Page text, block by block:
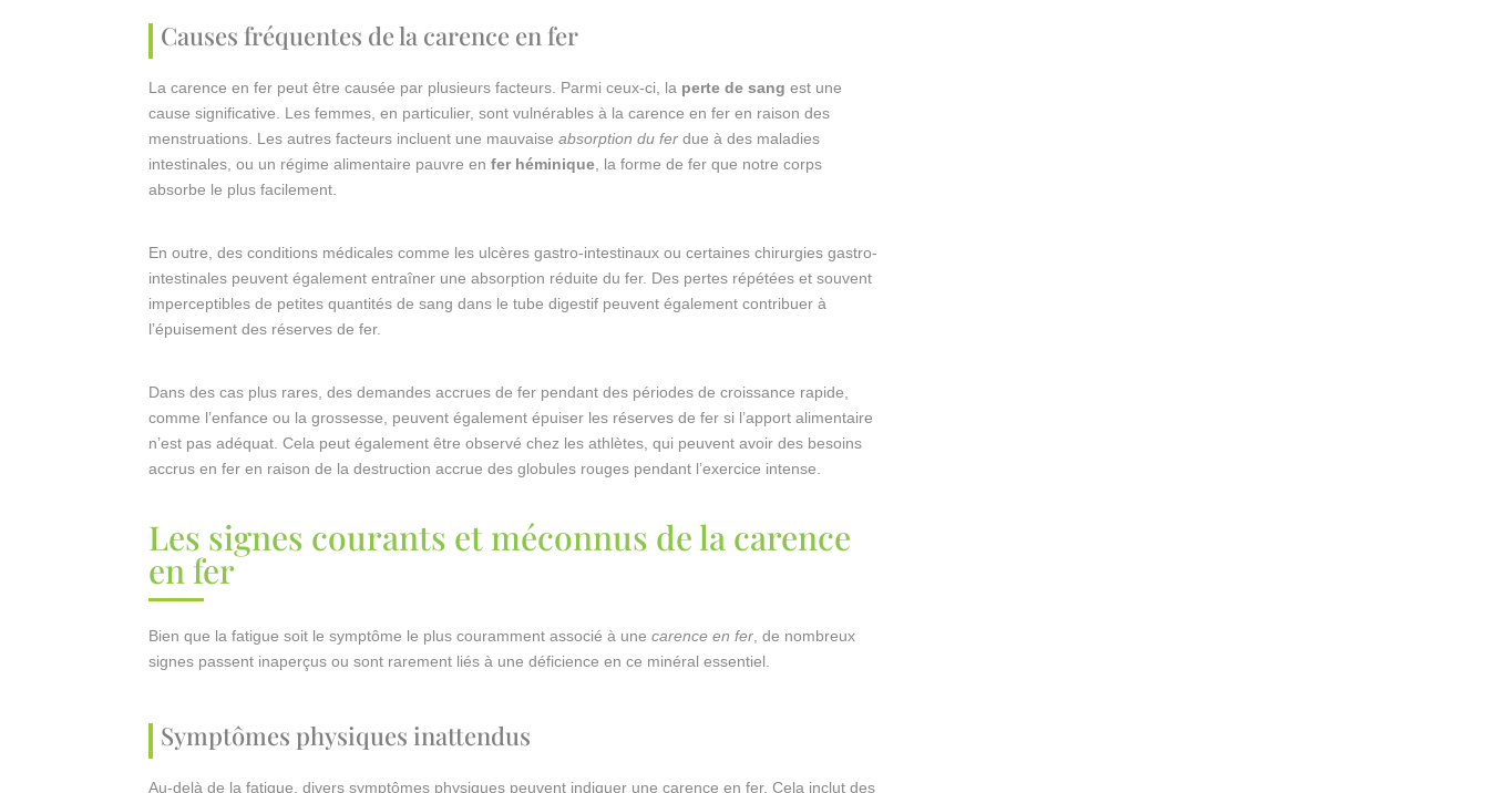
Causes fréquentes de la carence en fer
La carence en fer peut être causée par plusieurs facteurs. Parmi ceux-ci, la perte de sang est une
cause significative. Les femmes, en particulier, sont vulnérables à la carence en fer en raison des
menstruations. Les autres facteurs incluent une mauvaiseabsorption du fer due à des maladies
intestinales, ou un régime alimentaire pauvre enfer héminique , la forme de fer que notre corps
absorbe le plus facilement.
En outre, des conditions médicales comme les ulcères gastro-intestinaux ou certaines chirurgies gastro-
intestinales peuvent également entraîner une absorption réduite du fer. Des pertes répétées et souvent
imperceptibles de petites quantités de sang dans le tube digestif peuvent également contribuer à
l’épuisement des réserves de fer.
Dans des cas plus rares, des demandes accrues de fer pendant des périodes de croissance rapide,
comme l’enfance ou la grossesse, peuvent également épuiser les réserves de fer si l’apport alimentaire
n’est pas adéquat. Cela peut également être observé chez les athlètes, qui peuvent avoir des besoins
accrus en fer en raison de la destruction accrue des globules rouges pendant l’exercice intense.
Les signes courants et méconnus de la carence
en fer
Bien que la fatigue soit le symptôme le plus couramment associé à unecarence en fer , de nombreux
signes passent inaperçus ou sont rarement liés à une déficience en ce minéral essentiel.
Symptômes physiques inattendus
Au-delà de la fatigue, divers symptômes physiques peuvent indiquer une carence en fer. Cela inclut des